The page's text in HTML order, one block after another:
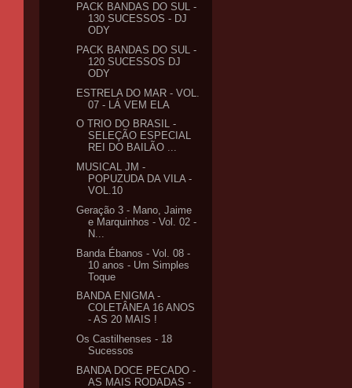
PACK BANDAS DO SUL -
130 SUCESSOS - DJ
ODY
PACK BANDAS DO SUL -
120 SUCESSOS DJ
ODY
ESTRELA DO MAR - VOL.
07 - LÁ VEM ELA
O TRIO DO BRASIL -
SELEÇÃO ESPECIAL
REI DO BAILÃO ...
MUSICAL JM -
POPUZUDA DA VILA -
VOL.10
Geração 3 - Mano, Jaime
e Marquinhos - Vol. 02 -
N...
Banda Ébanos - Vol. 08 -
10 anos - Um Simples
Toque
BANDA ENIGMA -
COLETÂNEA 16 ANOS
- AS 20 MAIS !
Os Castilhenses - 18
Sucessos
BANDA DOCE PECADO -
AS MAIS RODADAS -